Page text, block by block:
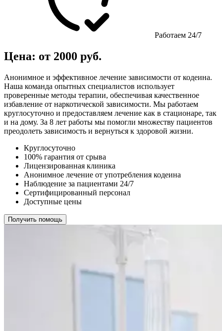
Работаем 24/7
Цена: от 2000 руб.
Анонимное и эффективное лечение зависимости от кодеина.
Наша команда опытных специалистов использует
проверенные методы терапии, обеспечивая качественное
избавление от наркотической зависимости. Мы работаем
круглосуточно и предоставляем лечение как в стационаре, так
и на дому. За 8 лет работы мы помогли множеству пациентов
преодолеть зависимость и вернуться к здоровой жизни.
Круглосуточно
100% гарантия от срыва
Лицензированная клиника
Анонимное лечение от употребления кодеина
Наблюдение за пациентами 24/7
Сертифицированный персонал
Доступные цены
Получить помощь